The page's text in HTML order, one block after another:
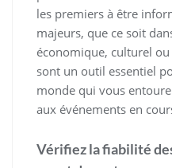
les premiers à être
majeurs, que ce soit
économique, culturel
sont un outil essentiel
monde qui vous
aux événements en
Vérifiez la fiabilité